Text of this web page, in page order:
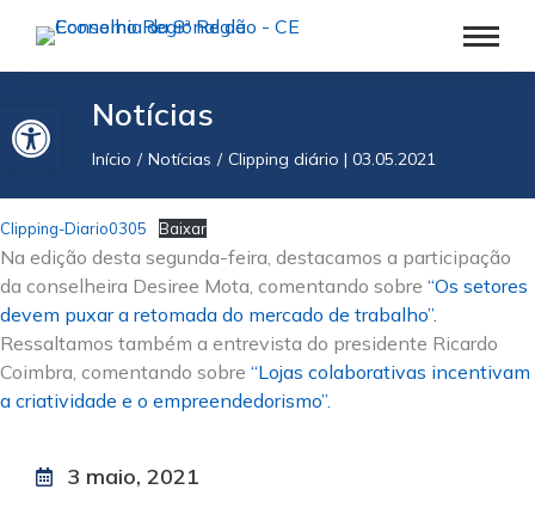
Barra de Ferramentas AbertaNotícias
Você está aqui:
Início Notícias Clipping diário | 03.05.2021
Clipping-Diario0305 Baixar
Na edição desta segunda-feira, destacamos a participação
da conselheira Desiree Mota, comentando sobre “Os setores
devem puxar a retomada do mercado de trabalho”.
Ressaltamos também a entrevista do presidente Ricardo
Coimbra, comentando sobre “Lojas colaborativas incentivam
a criatividade e o empreendedorismo”.
3 maio, 2021